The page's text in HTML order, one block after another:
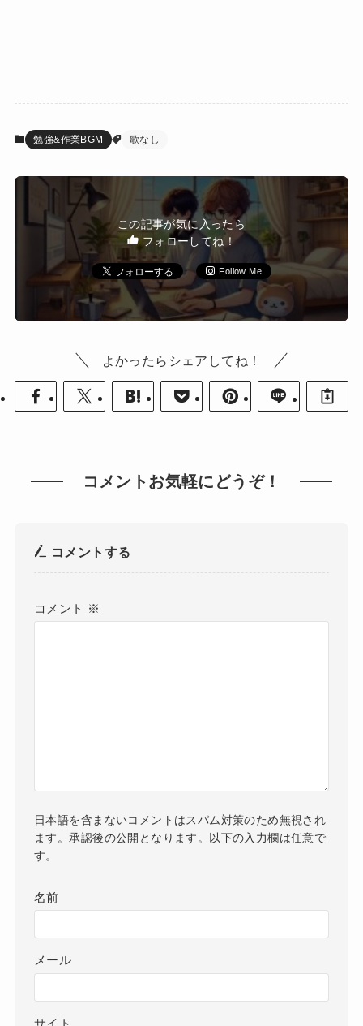
勉強&作業BGM 歌なし
この記事が気に入ったら
フォローしてね！
Follow Me
よかったらシェアしてね！
コメントお気軽にどうぞ！
コメントする
コメント ※
日本語を含まないコメントはスパム対策のため無視され
ます。承認後の公開となります。以下の入力欄は任意で
す。
名前
メール